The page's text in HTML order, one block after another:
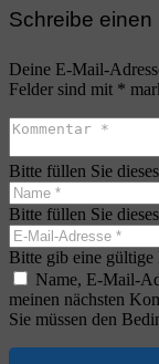
Schreibe einen
Deine E-Mail-
Felder sind mit *
Bitte füllen Sie
Bitte füllen Sie
Bitte gib eine
Name, E-Mail-
meinen nächsten
Sie müssen den